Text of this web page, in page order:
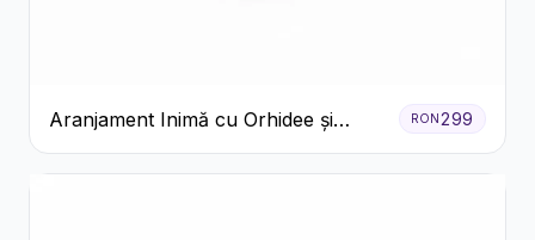
Aranjament Inimă cu Orhidee și
Floarea Miresei
RON299